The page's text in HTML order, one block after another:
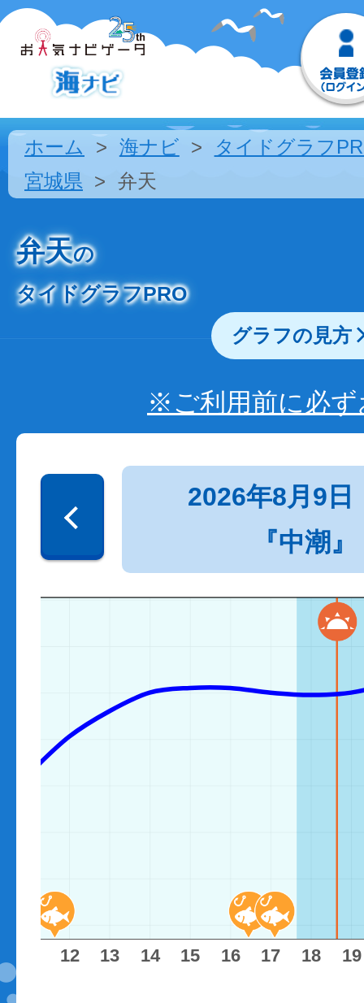
ホーム 海ナビ
タイドグラフ
宮城県
弁天
弁天の
タイドグラフPRO
グラフの見方
※ご利用前に必
2026年8月9日
『中潮』
12 13 14 15 16 17 18 19